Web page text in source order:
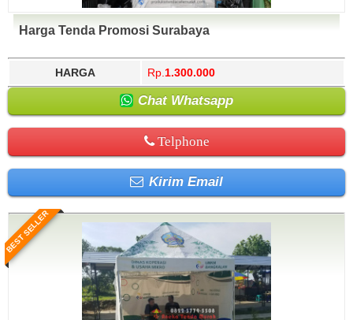
Harga Tenda Promosi Surabaya
HARGA Rp. 1.300.000
Chat Whatsapp
Telphone
Kirim Email
BEST SELLER